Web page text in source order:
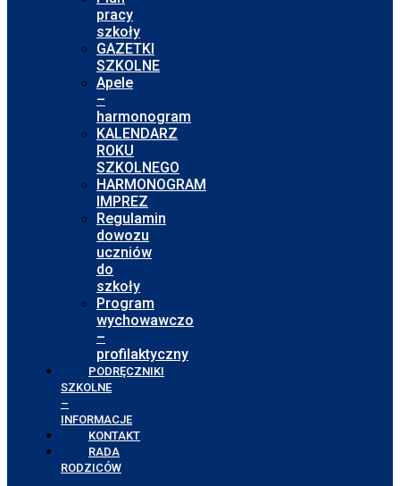
pracy
szkoły
GAZETKI
SZKOLNE
Apele
–
harmonogram
KALENDARZ
ROKU
SZKOLNEGO
HARMONOGRAM
IMPREZ
Regulamin
dowozu
uczniów
do
szkoły
Program
wychowawczo
–
profilaktyczny
PODRĘCZNIKI
SZKOLNE
–
INFORMACJE
KONTAKT
RADA
RODZICÓW